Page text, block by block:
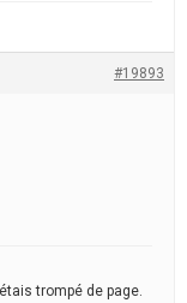
#19893
trompé de page.